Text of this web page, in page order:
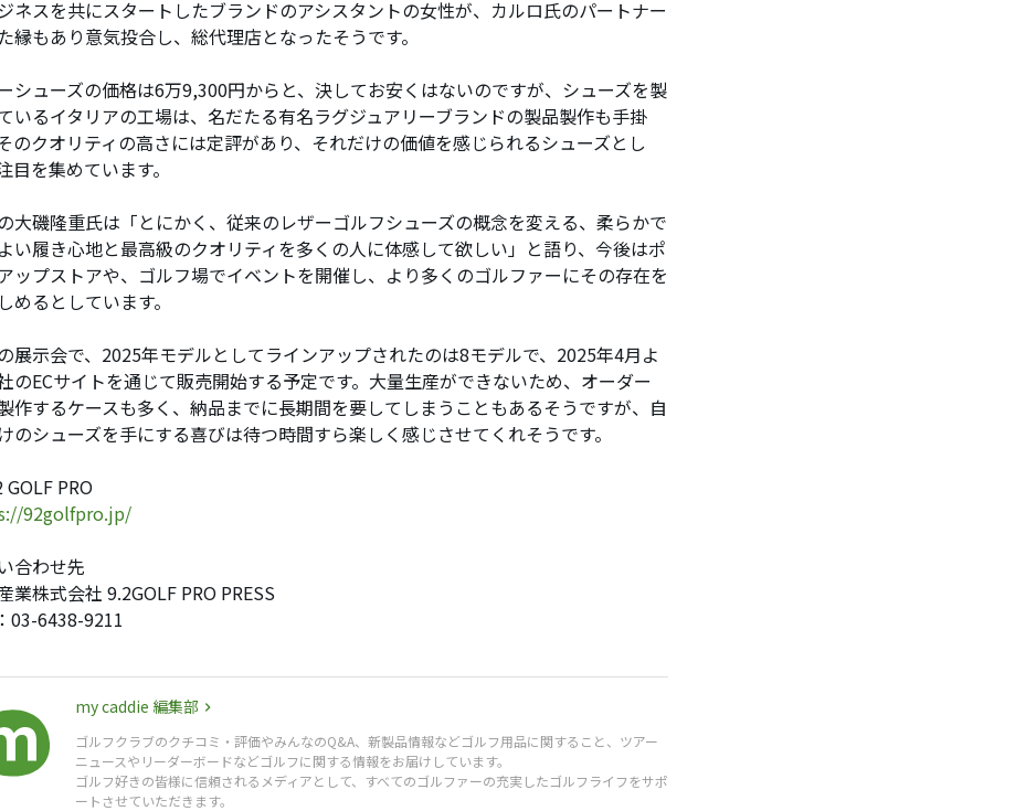
ネスを共にスタートしたブランドのアシスタントの女性が、カルロ氏のパートナー
縁もあり意気投合し、総代理店となったそうです。
シューズの価格は6万9,300円からと、決してお安くはないのですが、シューズを製
いるイタリアの工場は、名だたる有名ラグジュアリーブランドの製品製作も手掛
のクオリティの高さには定評があり、それだけの価値を感じられるシューズとし
目を集めています。
大磯隆重氏は「とにかく、従来のレザーゴルフシューズの概念を変える、柔らかで
い履き心地と最高級のクオリティを多くの人に体感して欲しい」と語り、今後はポ
ップストアや、ゴルフ場でイベントを開催し、より多くのゴルファーにその存在を
めるとしています。
展示会で、2025年モデルとしてラインアップされたのは8モデルで、2025年4月よ
のECサイトを通じて販売開始する予定です。大量生産ができないため、オーダー
作するケースも多く、納品までに長期間を要してしまうこともあるそうですが、自
のシューズを手にする喜びは待つ時間すら楽しく感じさせてくれそうです。
PRO
92golfpro.jp/
合わせ先
業株式会社 9.2GOLF PRO PRESS
03-6438-9211
my caddie 編集部
ゴルフクラブのクチコミ・評価やみんなのQ&A、新製品情報などゴルフ用品に関すること、ツアー
ニュースやリーダーボードなどゴルフに関する情報をお届けしています。
ゴルフ好きの皆様に信頼されるメディアとして、すべてのゴルファーの充実したゴルフライフをサポ
ートさせていただきます。